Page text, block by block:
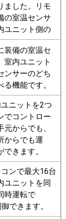
ました。リモ
の室温センサ
ユニット側の
装備の室温セ
室内ユニット
ンサーのどち
る機能です。
ニットを2つ
でコントロー
元からでも、
からでも運
きます。
ンで最大16台
ユニットを同
時運転で
できます。